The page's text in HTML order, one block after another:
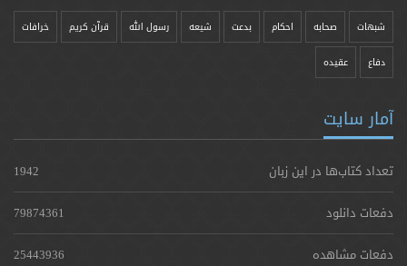
شبهات صحابه احکام بدعت شیعه رسول الله قرآن کریم خرافات
دفاع عقیده
آمار سایت
تعداد کتاب‌ها در این زبان
1942
دفعات دانلود
79874361
دفعات مشاهده
25443936